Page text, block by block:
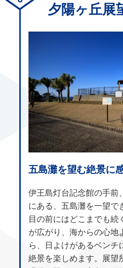
夕陽ヶ丘展
五島灘を望む絶景に
伊王島灯台記念館の手前
にある、五島灘を一望で
目の前にはどこまでも続
が広がり、海からの心地
ら、日よけがあるベンチ
絶景を楽しめます。展望